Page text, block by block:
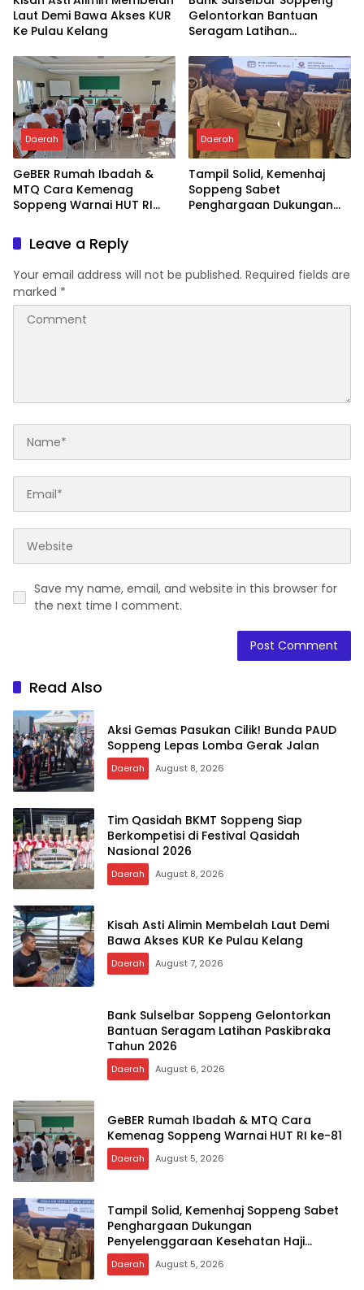
Laut Demi Bawa Akses KUR
Ke Pulau Kelang
Gelontorkan Bantuan
Seragam Latihan
Daerah
GeBER Rumah Ibadah &
MTQ Cara Kemenag
Soppeng Warnai HUT RI
Daerah
Tampil Solid, Kemenhaj
Soppeng Sabet
Penghargaan Dukungan
Leave a Reply
Your email address will not be published. Required fields are
marked *
Save my name, email, and website in this browser for
the next time I comment.
Read Also
Aksi Gemas Pasukan Cilik! Bunda PAUD
Soppeng Lepas Lomba Gerak Jalan
Daerah August 8, 2026
Tim Qasidah BKMT Soppeng Siap
Berkompetisi di Festival Qasidah
Nasional 2026
Daerah August 8, 2026
Kisah Asti Alimin Membelah Laut Demi
Bawa Akses KUR Ke Pulau Kelang
Daerah August 7, 2026
Bank Sulselbar Soppeng Gelontorkan
Bantuan Seragam Latihan Paskibraka
Tahun 2026
Daerah August 6, 2026
GeBER Rumah Ibadah & MTQ Cara
Kemenag Soppeng Warnai HUT RI ke-81
Daerah August 5, 2026
Tampil Solid, Kemenhaj Soppeng Sabet
Penghargaan Dukungan
Penyelenggaraan Kesehatan Haji
Terbaik
Daerah August 5, 2026